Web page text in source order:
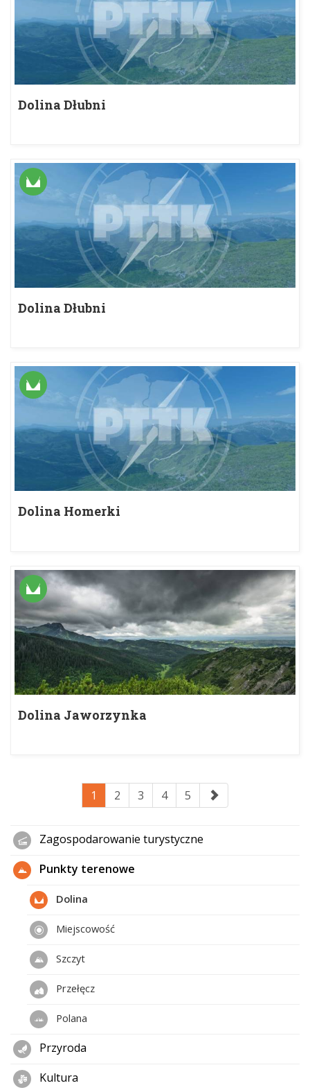
Dolina Dłubni
Dolina Dłubni
Dolina Homerki
Dolina Jaworzynka
1 2 3 4 5
Zagospodarowanie turystyczne
Punkty terenowe
Dolina
Miejscowość
Szczyt
Przełęcz
Polana
Przyroda
Kultura